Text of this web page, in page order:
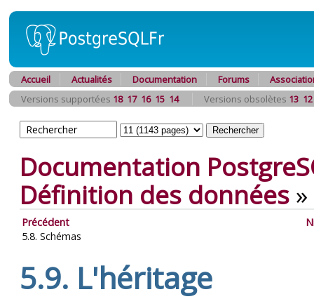
Accueil Actualités Documentation Forums
Versions supportées 18 17 16 15 14 Versions obsolètes 13 12
Documentation
Définition des données »
Précédent
5.8. Schémas
5.9. L'héritage